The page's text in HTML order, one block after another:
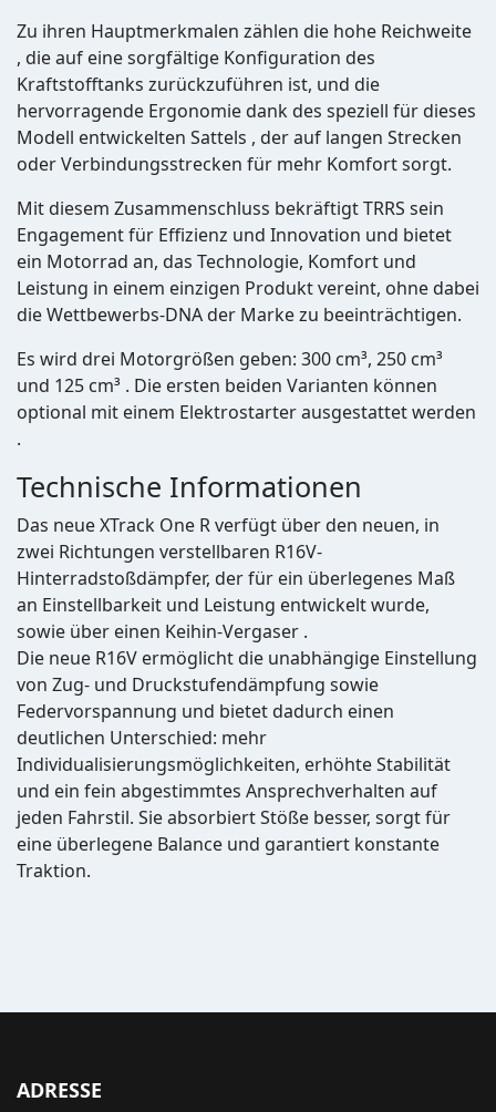
Zu ihren Hauptmerkmalen zählen die hohe Reichweite
, die auf eine sorgfältige Konfiguration des
Kraftstofftanks zurückzuführen ist, und die
hervorragende Ergonomie dank des speziell für dieses
Modell entwickelten Sattels , der auf langen Strecken
oder Verbindungsstrecken für mehr Komfort sorgt.
Mit diesem Zusammenschluss bekräftigt TRRS sein
Engagement für Effizienz und Innovation und bietet
ein Motorrad an, das Technologie, Komfort und
Leistung in einem einzigen Produkt vereint, ohne dabei
die Wettbewerbs-DNA der Marke zu beeinträchtigen.
Es wird drei Motorgrößen geben: 300 cm³, 250 cm³
und 125 cm³ . Die ersten beiden Varianten können
optional mit einem Elektrostarter ausgestattet werden
.
Technische Informationen
Das neue XTrack One R verfügt über den neuen, in
zwei Richtungen verstellbaren R16V-
Hinterradstoßdämpfer, der für ein überlegenes Maß
an Einstellbarkeit und Leistung entwickelt wurde,
sowie über einen Keihin-Vergaser .
Die neue R16V ermöglicht die unabhängige Einstellung
von Zug- und Druckstufendämpfung sowie
Federvorspannung und bietet dadurch einen
deutlichen Unterschied: mehr
Individualisierungsmöglichkeiten, erhöhte Stabilität
und ein fein abgestimmtes Ansprechverhalten auf
jeden Fahrstil. Sie absorbiert Stöße besser, sorgt für
eine überlegene Balance und garantiert konstante
Traktion.
ADRESSE